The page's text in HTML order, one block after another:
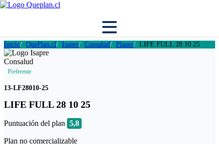
Inicio QuePlan.cl Isapre Consalud Planes LIFE FULL 28 10 25
Preferente
13-LF28010-25
LIFE FULL 28 10 25
Puntuación del plan 5,8
Plan no comercializable